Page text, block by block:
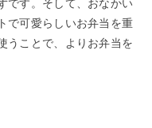
です。そして、おなかい
で可愛らしいお弁当を重
うことで、よりお弁当を